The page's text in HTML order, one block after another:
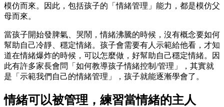
模仿而來。因此，包括孩子的「情緒管理」能力，都是模仿父
母而來。
當孩子開始發脾氣、哭鬧，情緒沸騰的時候，沒有概念要如何
幫助自己冷靜、穩定情緒。孩子會需要有人示範給他看，才知
道在情緒爆炸的時候，可以怎麼做，好幫助自己穩定情緒。因
此有許多家長會問「如何教導孩子情緒控制/管理」，其實就
是「示範我們自己的情緒管理」，孩子就能逐漸學會了。
情緒可以被管理，練習當情緒的主人